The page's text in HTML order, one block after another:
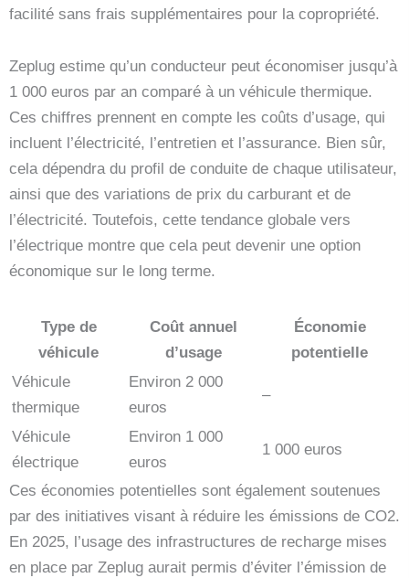
facilité sans frais supplémentaires pour la copropriété.
Zeplug estime qu’un conducteur peut économiser jusqu’à
1 000 euros par an comparé à un véhicule thermique.
Ces chiffres prennent en compte les coûts d’usage, qui
incluent l’électricité, l’entretien et l’assurance. Bien sûr,
cela dépendra du profil de conduite de chaque utilisateur,
ainsi que des variations de prix du carburant et de
l’électricité. Toutefois, cette tendance globale vers
l’électrique montre que cela peut devenir une option
économique sur le long terme.
Type de
véhicule
Coût annuel
d’usage
Économie
potentielle
Véhicule
thermique
Environ 2 000
euros
–
Véhicule
électrique
Environ 1 000
euros
1 000 euros
Ces économies potentielles sont également soutenues
par des initiatives visant à réduire les émissions de CO2.
En 2025, l’usage des infrastructures de recharge mises
en place par Zeplug aurait permis d’éviter l’émission de